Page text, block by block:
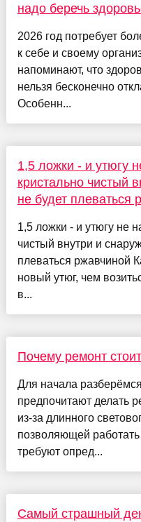
надо беречь
2026 год потребует
к себе и своему
напоминают, что
нельзя бесконечно
Особенн...
1,5 ложки - и утюгу
кристально чистый
не будет плеваться
1,5 ложки - и утюгу не
чистый внутри и
плеваться ржавчиной
новый утюг, чем
в...
Почему ремонт
Для начала
предпочитают делать
из-за длинного
позволяющей
требуют опред...
Самый страшный